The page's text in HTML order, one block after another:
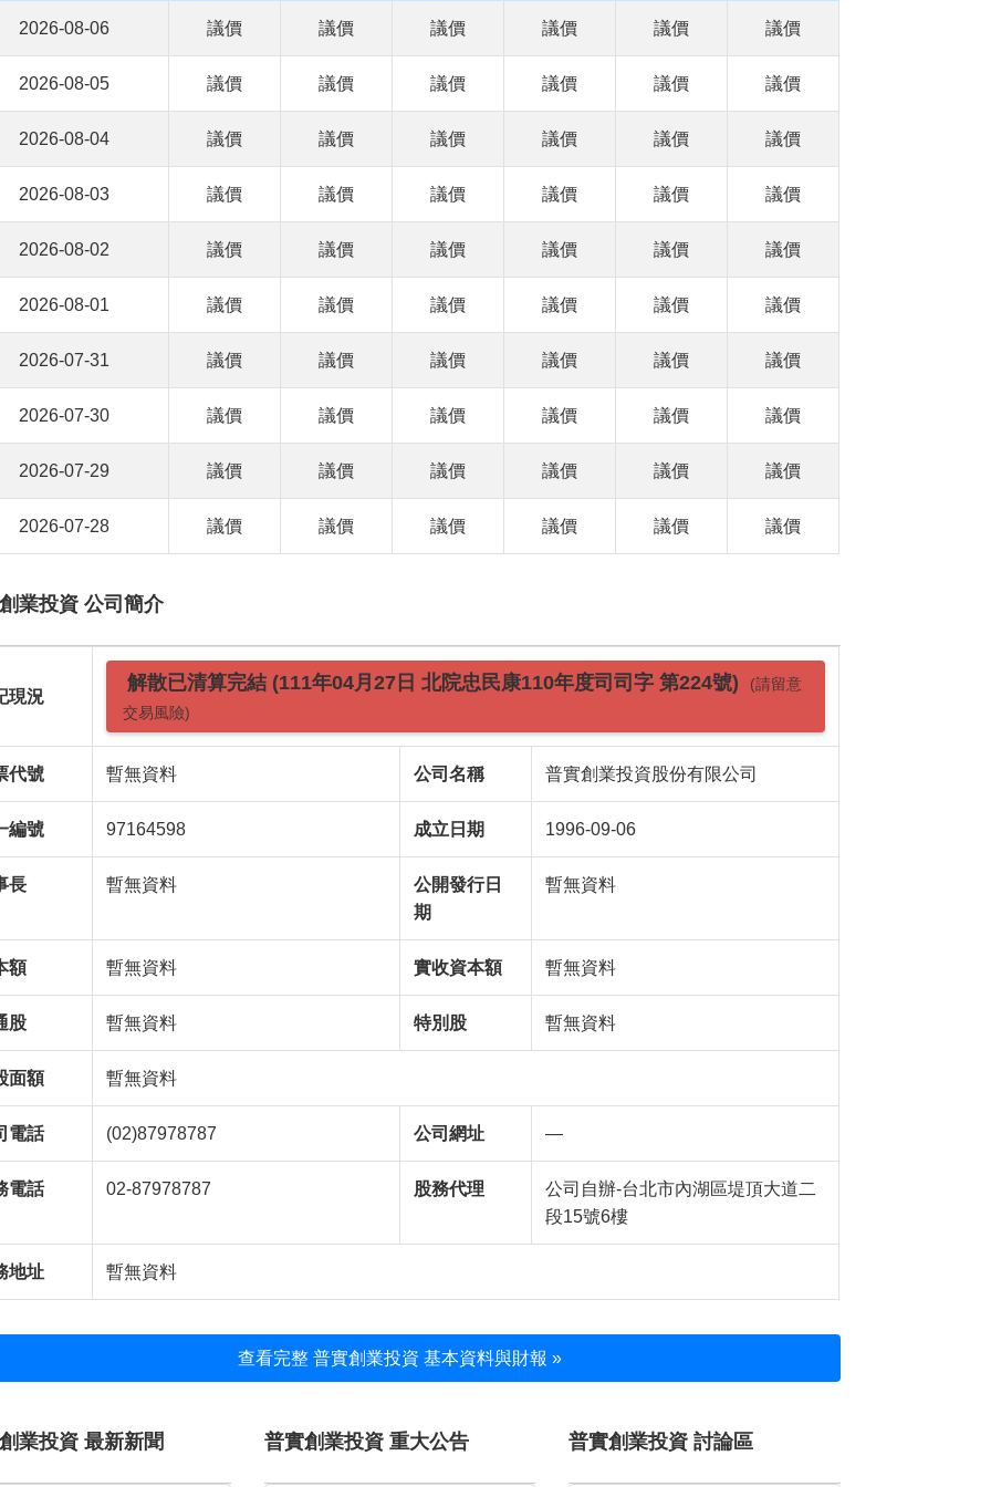
2026-08-06 議價 議價 議價 議價 議價 議價
2026-08-05 議價 議價 議價 議價 議價 議價
2026-08-04 議價 議價 議價 議價 議價 議價
2026-08-03 議價 議價 議價 議價 議價 議價
2026-08-02 議價 議價 議價 議價 議價 議價
2026-08-01 議價 議價 議價 議價 議價 議價
2026-07-31 議價 議價 議價 議價 議價 議價
2026-07-30 議價 議價 議價 議價 議價 議價
2026-07-29 議價 議價 議價 議價 議價 議價
2026-07-28 議價 議價 議價 議價 議價 議價
業投資 公司簡介
現況
解散已清算完結 (111年04月27日 北院忠民康110年度司司字 第224號)
(請留意
交易風險)
代號 暫無資料 公司名稱 普實創業投資股份有限公司
編號 97164598 成立日期 1996-09-06
長 暫無資料
公開發行日
期
暫無資料
額 暫無資料 實收資本額 暫無資料
股 暫無資料 特別股 暫無資料
面額 暫無資料
電話 (02)87978787 公司網址 —
電話 02-87978787 股務代理
公司自辦-台北市內湖區堤頂大道二
段15號6樓
地址 暫無資料
查看完整 普實創業投資 基本資料與財報 »
業投資 最新新聞 普實創業投資 重大公告 普實創業投資 討論區